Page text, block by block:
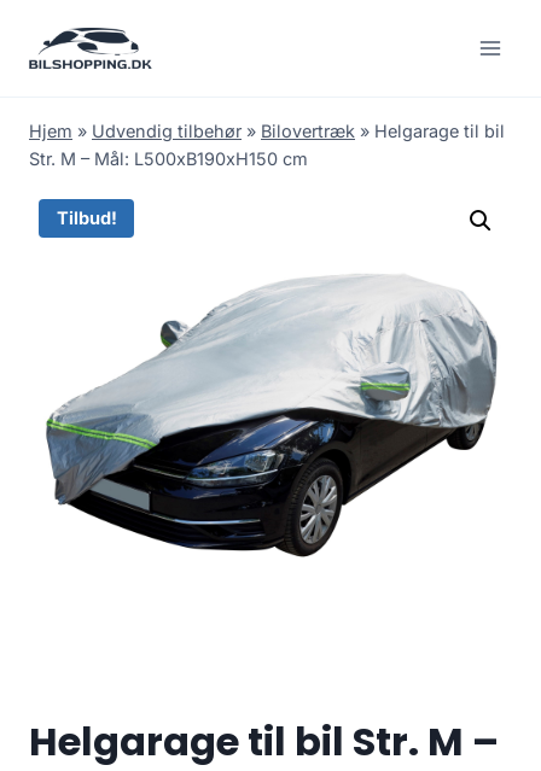
Hjem » Udvendig tilbehør » Bilovertræk » Helgarage til bil
Str. M – Mål: L500xB190xH150 cm
Tilbud!
Helgarage til bil Str. M –